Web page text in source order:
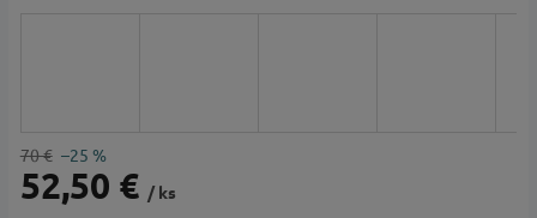
70 € –25 %
52,50 € / ks